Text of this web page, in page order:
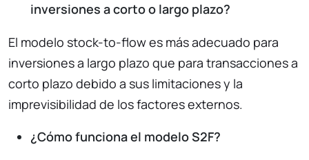
inversiones a corto o largo plazo?
El modelo stock-to-flow es más adecuado para
inversiones a largo plazo que para transacciones a
corto plazo debido a sus limitaciones y la
imprevisibilidad de los factores externos.
¿Cómo funciona el modelo S2F?